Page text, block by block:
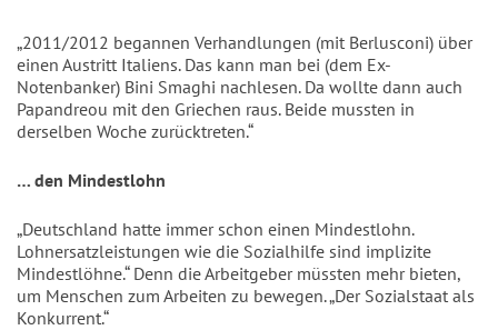
„2011/2012 begannen Verhandlungen (mit Berlusconi) über
einen Austritt Italiens. Das kann man bei (dem Ex-
Notenbanker) Bini Smaghi nachlesen. Da wollte dann auch
Papandreou mit den Griechen raus. Beide mussten in
derselben Woche zurücktreten.“
… den Mindestlohn
„Deutschland hatte immer schon einen Mindestlohn.
Lohnersatzleistungen wie die Sozialhilfe sind implizite
Mindestlöhne.“ Denn die Arbeitgeber müssten mehr bieten,
um Menschen zum Arbeiten zu bewegen. „Der Sozialstaat als
Konkurrent.“